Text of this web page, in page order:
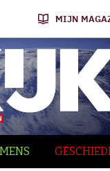
MIJN
MENS